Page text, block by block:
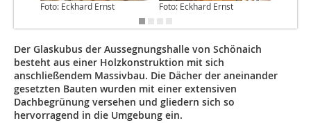
Foto: Eckhard Ernst Foto: Eckhard Ernst
Der Glaskubus der Aussegnungshalle von Schönaich
besteht aus einer Holzkonstruktion mit sich
anschließendem Massivbau. Die Dächer der aneinander
gesetzten Bauten wurden mit einer extensiven
Dachbegrünung versehen und gliedern sich so
hervorragend in die Umgebung ein.